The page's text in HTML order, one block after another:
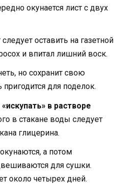
окунается лист с двух
оставить на газетной
и впитал лишний воск.
но сохранит свою
пригодится для поделок.
«искупать» в растворе
в стакане воды следует
глицерина.
а потом
для сушки.
около четырех дней.